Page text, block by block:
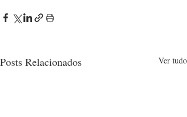
Posts Relacionados Ver tudo